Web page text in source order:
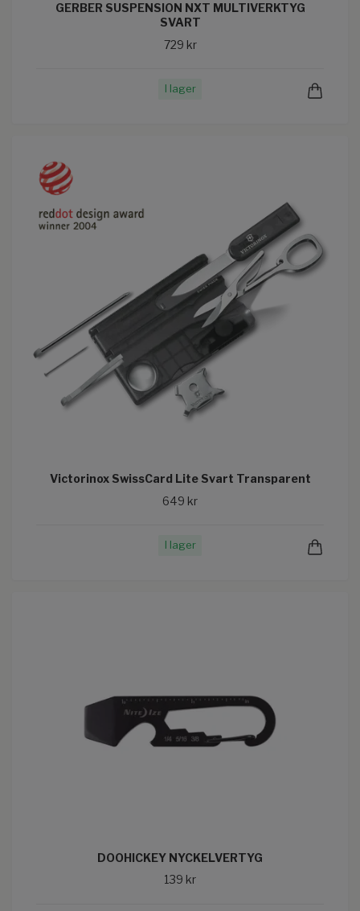
GERBER SUSPENSION NXT MULTIVERKTYG
SVART
729 kr
I lager
Victorinox SwissCard Lite Svart Transparent
649 kr
I lager
DOOHICKEY NYCKELVERTYG
139 kr